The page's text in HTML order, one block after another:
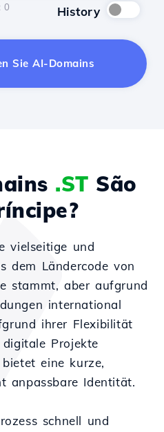
0 History
Sie AI-Domains
.ST São
vielseitige und
dem Ländercode von
stammt, aber aufgrund
international
ihrer Flexibilität
Projekte
eine kurze,
anpassbare Identität.
schnell und